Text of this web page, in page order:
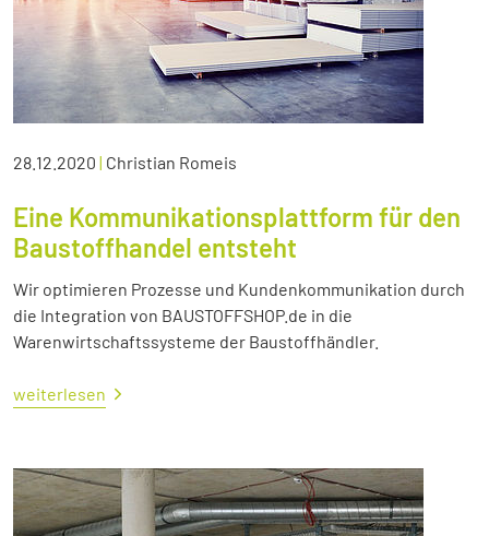
28.12.2020 | Christian Romeis
Eine Kommunikationsplattform für den
Baustoffhandel entsteht
Wir optimieren Prozesse und Kundenkommunikation durch
die Integration von BAUSTOFFSHOP.de in die
Warenwirtschaftssysteme der Baustoffhändler.
weiterlesen